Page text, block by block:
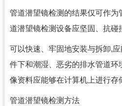
管道潜望镜检测的结果仅可作为
道潜望镜检测设备应坚固、抗碰
可以快速、牢固地安装与拆卸,
件下和潮湿、恶劣的排水管道环
像资料应能够在计算机上进行存
管道潜望镜检测方法